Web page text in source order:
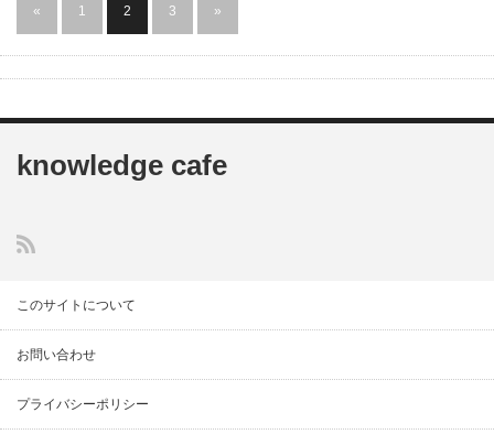
« 1 2 3 »
knowledge cafe
このサイトについて
お問い合わせ
プライバシーポリシー